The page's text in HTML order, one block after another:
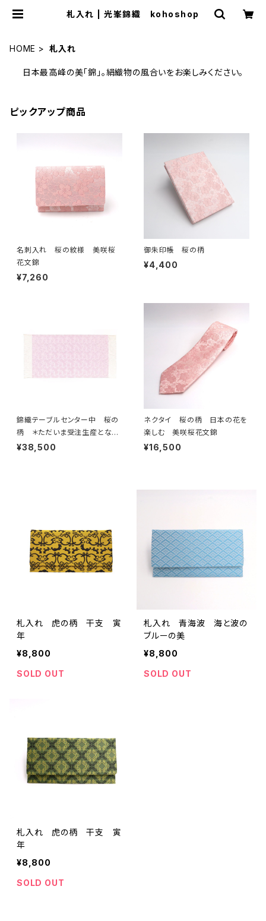
札入れ | 光峯錦織 kohoshop
HOME 札入れ
日本最高峰の美「錦」。絹織物の風合いをお楽しみください。
ピックアップ商品
名刺入れ 桜の紋様 美咲桜
花文錦
¥7,260
御朱印帳 桜の柄
¥4,400
錦織テーブルセンター中 桜の
柄 ＊ただいま受注生産となり
ます。
¥38,500
ネクタイ 桜の柄 日本の花を
楽しむ 美咲桜花文錦
¥16,500
札入れ 虎の柄 干支 寅
年
¥8,800
SOLD OUT
札入れ 青海波 海と波の
ブルーの美
¥8,800
SOLD OUT
札入れ 虎の柄 干支 寅
年
¥8,800
SOLD OUT